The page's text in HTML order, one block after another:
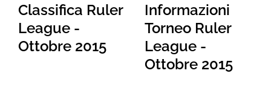
Classifica Ruler
League -
Ottobre 2015
Informazioni
Torneo Ruler
League -
Ottobre 2015